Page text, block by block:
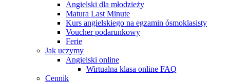
Angielski dla młodzieży
Matura Last Minute
Kurs angielskiego na egzamin ósmoklasisty
Voucher podarunkowy
Ferie
Jak uczymy
Angielski online
Wirtualna klasa online FAQ
Cennik